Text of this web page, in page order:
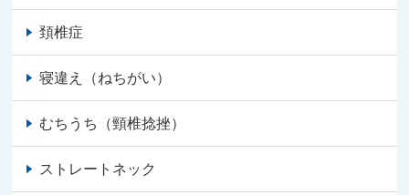
頚椎症
寝違え（ねちがい）
むちうち（頸椎捻挫）
ストレートネック